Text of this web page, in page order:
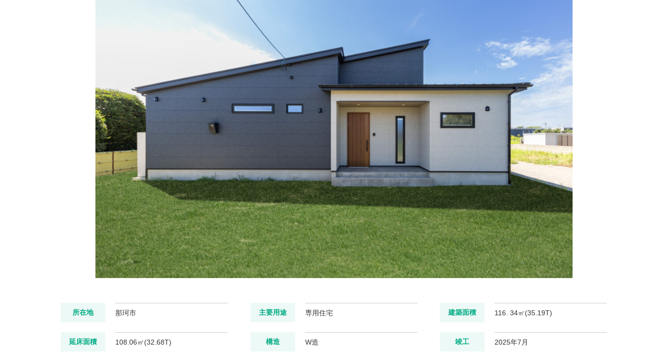
所在地 那珂市 主要用途 専用住宅 建築面積 116. 34㎡(35.19T)
延床面積 108.06㎡(32.68T) 構造 W造 竣工 2025年7月